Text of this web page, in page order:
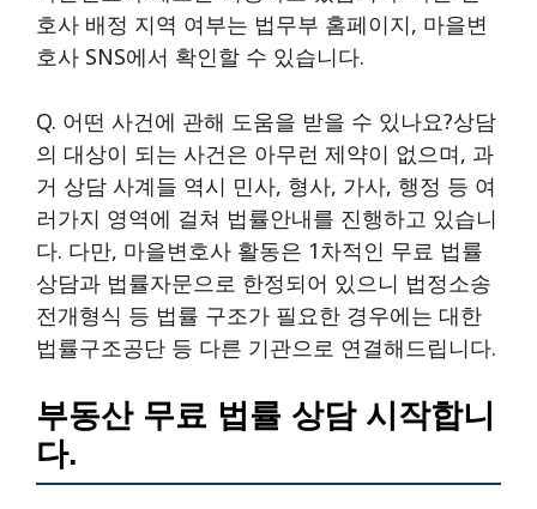
호사 배정 지역 여부는 법무부 홈페이지, 마을변
호사 SNS에서 확인할 수 있습니다.
Q. 어떤 사건에 관해 도움을 받을 수 있나요?상담
의 대상이 되는 사건은 아무런 제약이 없으며, 과
거 상담 사계들 역시 민사, 형사, 가사, 행정 등 여
러가지 영역에 걸쳐 법률안내를 진행하고 있습니
다. 다만, 마을변호사 활동은 1차적인 무료 법률
상담과 법률자문으로 한정되어 있으니 법정소송
전개형식 등 법률 구조가 필요한 경우에는 대한
법률구조공단 등 다른 기관으로 연결해드립니다.
부동산 무료 법률 상담 시작합니
다.